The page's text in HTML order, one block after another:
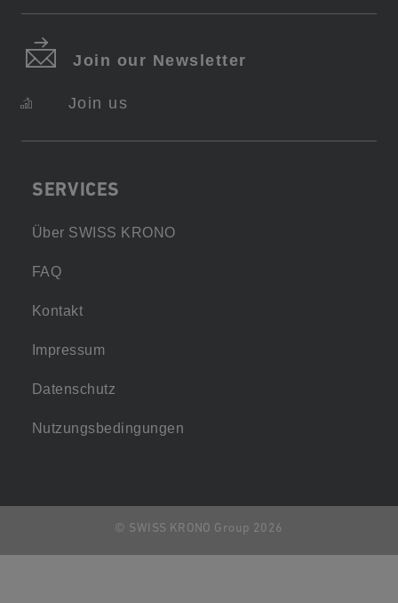
Join our Newsletter
Join us
SERVICES
Über SWISS KRONO
FAQ
Kontakt
Impressum
Datenschutz
Nutzungsbedingungen
© SWISS KRONO Group 2026